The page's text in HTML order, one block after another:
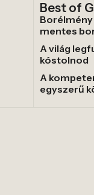
Best of
Borélmény
mentes
A világ
kóstolnod
A
egyszerű